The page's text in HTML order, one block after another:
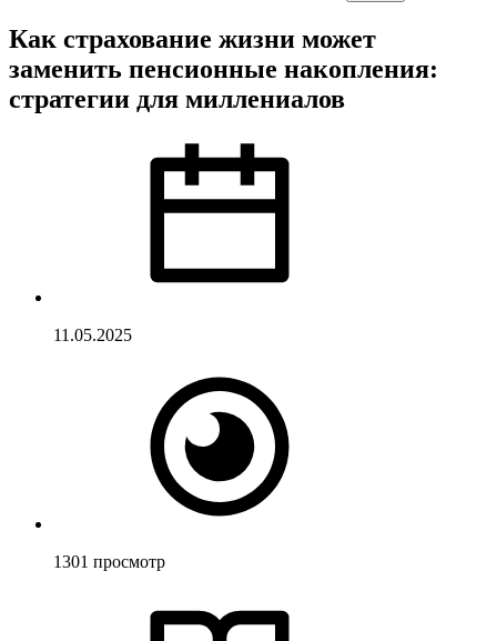
Как страхование жизни может
заменить пенсионные накопления:
стратегии для миллениалов
11.05.2025
1301 просмотр